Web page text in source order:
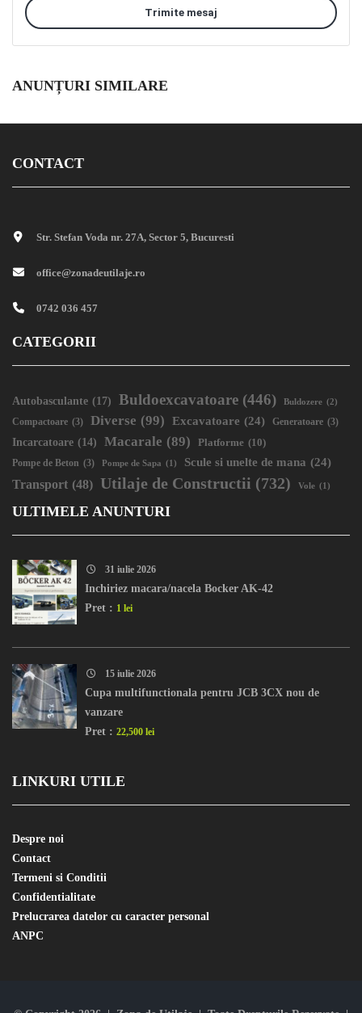
Trimite mesaj
ANUNȚURI SIMILARE
CONTACT
Str. Stefan Voda nr. 27A, Sector 5, Bucuresti
office@zonadeutilaje.ro
0742 036 457
CATEGORII
Autobasculante (17) Buldoexcavatoare (446) Buldozere (2)
Compactoare (3) Diverse (99) Excavatoare (24) Generatoare (3)
Incarcatoare (14) Macarale (89) Platforme (10)
Pompe de Beton (3) Pompe de Sapa (1) Scule si unelte de mana (24)
Transport (48) Utilaje de Constructii (732) Vole (1)
ULTIMELE ANUNTURI
31 iulie 2026
Inchiriez macara/nacela Bocker AK-42
Pret : 1 lei
15 iulie 2026
Cupa multifunctionala pentru JCB 3CX nou de
vanzare
Pret : 22,500 lei
LINKURI UTILE
Despre noi
Contact
Termeni si Conditii
Confidentialitate
Prelucrarea datelor cu caracter personal
ANPC